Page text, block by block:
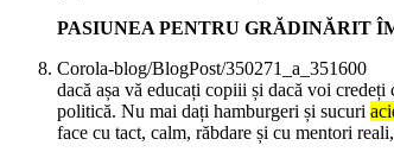
PASIUNEA PENTRU GRĂDINĂRIT
Corola-blog/BlogPost/350271_a_351600
dacă așa vă educați copiii și dacă voi
politică. Nu mai dați hamburgeri și sucuri
face cu tact, calm, răbdare și cu mentori